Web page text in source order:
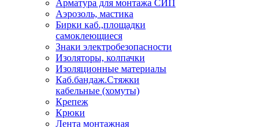
Арматура для монтажа СИП
Аэрозоль, мастика
Бирки каб.,площадки
самоклеющиеся
Знаки электробезопасности
Изоляторы, колпачки
Изоляционные материалы
Каб.бандаж.Стяжки
кабельные (хомуты)
Крепеж
Крюки
Лента монтажная